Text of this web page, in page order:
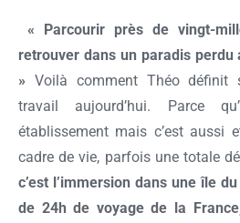
« Parcourir près de vingt-
retrouver dans un paradis
» Voilà comment Théo définit
travail aujourd’hui. Parce
établissement mais c’est aussi
cadre de vie, parfois une totale
c’est l’immersion dans une île
de 24h de voyage de la